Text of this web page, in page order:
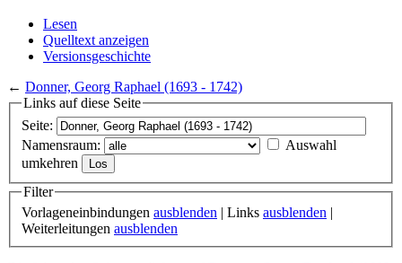
Lesen
Quelltext anzeigen
Versionsgeschichte
← Donner, Georg Raphael (1693 - 1742)
Links auf diese Seite
Seite:
Namensraum:
Auswahl
umkehren
Filter
Vorlageneinbindungen ausblenden | Links ausblenden |
Weiterleitungen ausblenden